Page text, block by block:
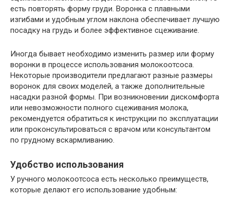
есть повторять форму груди. Воронка с плавными
изгибами и удобным углом наклона обеспечивает лучшую
посадку на грудь и более эффективное сцеживание.
Иногда бывает необходимо изменить размер или форму
воронки в процессе использования молокоотсоса.
Некоторые производители предлагают разные размеры
воронок для своих моделей, а также дополнительные
насадки разной формы. При возникновении дискомфорта
или невозможности полного сцеживания молока,
рекомендуется обратиться к инструкции по эксплуатации
или проконсультироваться с врачом или консультантом
по грудному вскармливанию.
Удобство использования
У ручного молокоотсоса есть несколько преимуществ,
которые делают его использование удобным: